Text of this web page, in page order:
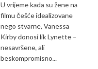
U vrijeme kada su žene na
filmu češće idealizovane
nego stvarne, Vanessa
Kirby donosi lik Lynette –
nesavršene, ali
beskompromisno...